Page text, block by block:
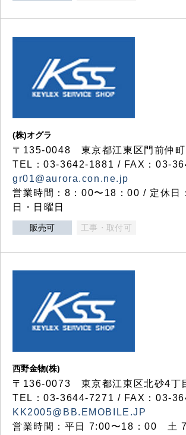
(株)オグラ
〒135-0048 東京都江東区門前仲
TEL：03-3642-1881 / FAX：03-
gr01@aurora.con.ne.jp
営業時間：8：00〜18：00 / 定休日
日・日曜日
販売可 工事・取付可
西野金物(株)
〒136-0073 東京都江東区北砂4丁
TEL：03‐3644‐7271 / FAX：03-
KK2005@BB.EMOBILE.JP
営業時間：平日 7:00〜18：00 土 7